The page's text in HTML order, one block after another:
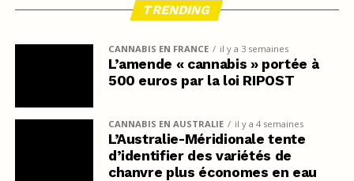
TRENDING
CANNABIS EN FRANCE il y a 3 semaines
L’amende « cannabis » portée à
500 euros par la loi RIPOST
CANNABIS EN AUSTRALIE il y a 4 semaines
L’Australie-Méridionale tente
d’identifier des variétés de
chanvre plus économes en eau